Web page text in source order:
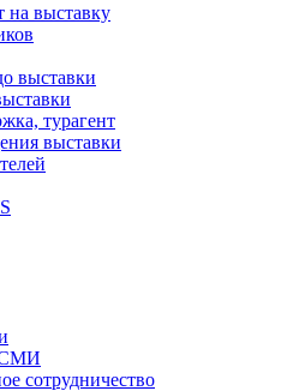
на выставку
выставки
турагент
выставки
СМИ
сотрудничество